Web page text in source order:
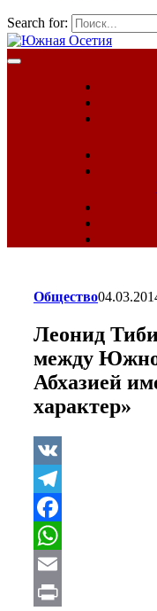
Search for:
Общество
Леонид
между
Абхазией
характер»
VK
Telegram
Facebook
WhatsApp
Email